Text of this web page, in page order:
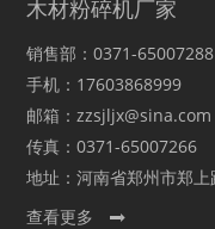
木材粉碎机厂家
销售部：0371-65007288
手机：17603868999
邮箱：zzsjljx@sina.com
传真：0371-65007266
地址：河南省郑州市郑
查看更多